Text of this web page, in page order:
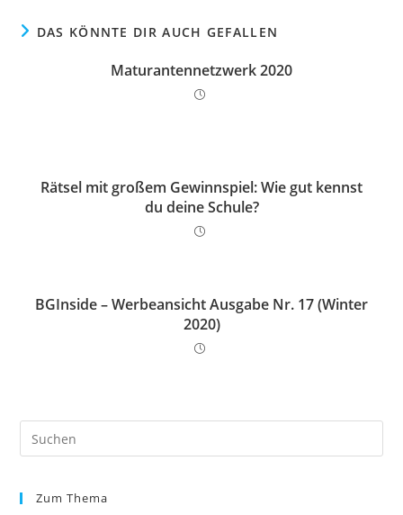
DAS KÖNNTE DIR AUCH GEFALLEN
Maturantennetzwerk 2020
Rätsel mit großem Gewinnspiel: Wie gut kennst
du deine Schule?
BGInside – Werbeansicht Ausgabe Nr. 17 (Winter
2020)
Zum Thema